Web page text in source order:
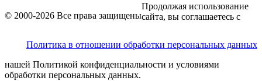
© 2000-2026 Все права защищены
Политика в отношении обработки персональных данных
Продолжая использование
сайта, вы соглашаетесь с
нашей Политикой конфиденциальности и условиями
обработки персональных данных.